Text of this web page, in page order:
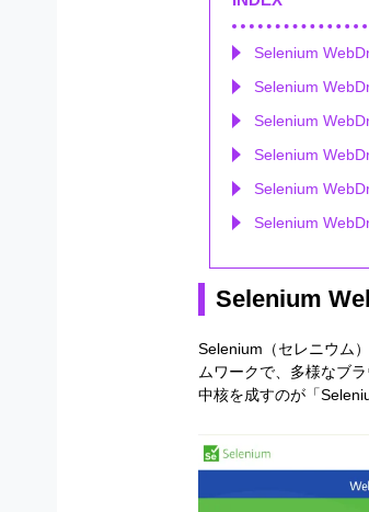
Selenium
Selenium
Selenium
Selenium
Selenium
Selenium
Selenium
Selenium（セレニウム
ムワークで、多様なブ
中核を成すのが「